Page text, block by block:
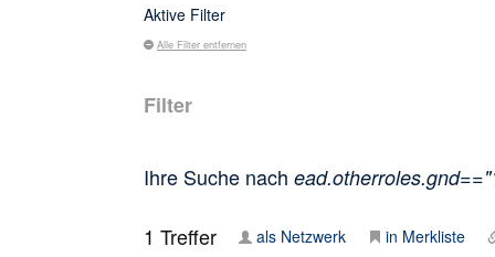
Aktive Filter
Alle Filter entfernen
Filter
Ihre Suche nach
1 Treffer als Netzwerk in Merkliste